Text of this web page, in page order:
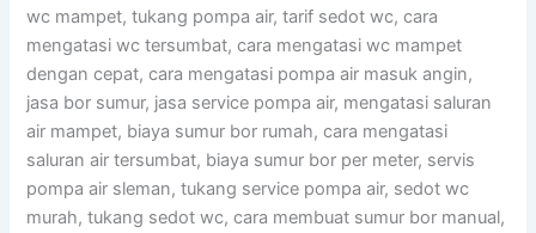
wc mampet, tukang pompa air, tarif sedot wc, cara
mengatasi wc tersumbat, cara mengatasi wc mampet
dengan cepat, cara mengatasi pompa air masuk angin,
jasa bor sumur, jasa service pompa air, mengatasi saluran
air mampet, biaya sumur bor rumah, cara mengatasi
saluran air tersumbat, biaya sumur bor per meter, servis
pompa air sleman, tukang service pompa air, sedot wc
murah, tukang sedot wc, cara membuat sumur bor manual,